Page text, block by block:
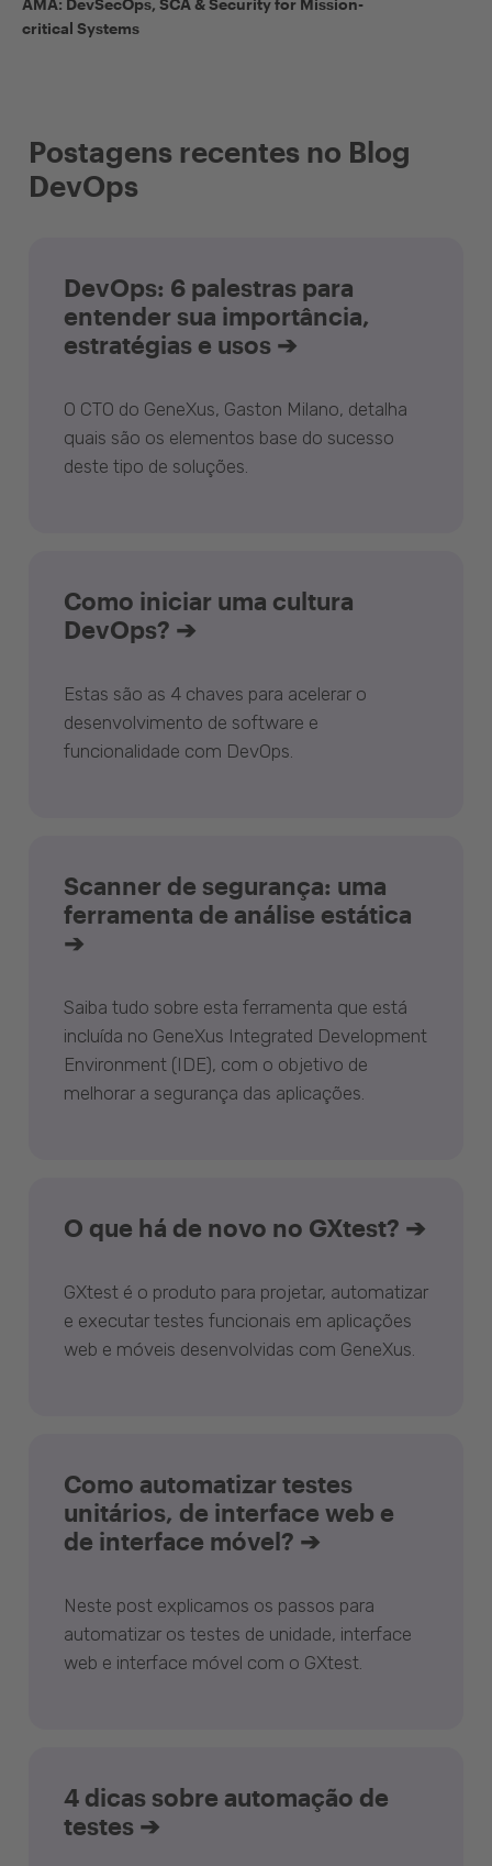
critical Systems
Postagens recentes no Blog
DevOps
DevOps: 6 palestras para
entender sua importância,
estratégias e usos ➔
O CTO do GeneXus, Gaston Milano, detalha
quais são os elementos base do sucesso
deste tipo de soluções.
Como iniciar uma cultura
DevOps? ➔
Estas são as 4 chaves para acelerar o
desenvolvimento de software e
funcionalidade com DevOps.
Scanner de segurança: uma
ferramenta de análise estática
➔
Saiba tudo sobre esta ferramenta que está
incluída no GeneXus Integrated Development
Environment (IDE), com o objetivo de
melhorar a segurança das aplicações.
O que há de novo no GXtest? ➔
GXtest é o produto para projetar, automatizar
e executar testes funcionais em aplicações
web e móveis desenvolvidas com GeneXus.
Como automatizar testes
unitários, de interface web e
de interface móvel? ➔
Neste post explicamos os passos para
automatizar os testes de unidade, interface
web e interface móvel com o GXtest.
4 dicas sobre automação de
testes ➔